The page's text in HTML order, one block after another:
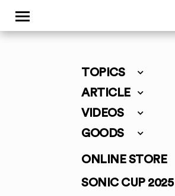
TOPICS
ARTICLE
VIDEOS
GOODS
ONLINE STORE
SONIC CUP 2025